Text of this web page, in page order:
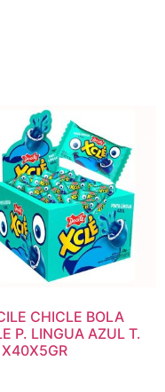
CHICLE BOLA
P. LINGUA AZUL T.